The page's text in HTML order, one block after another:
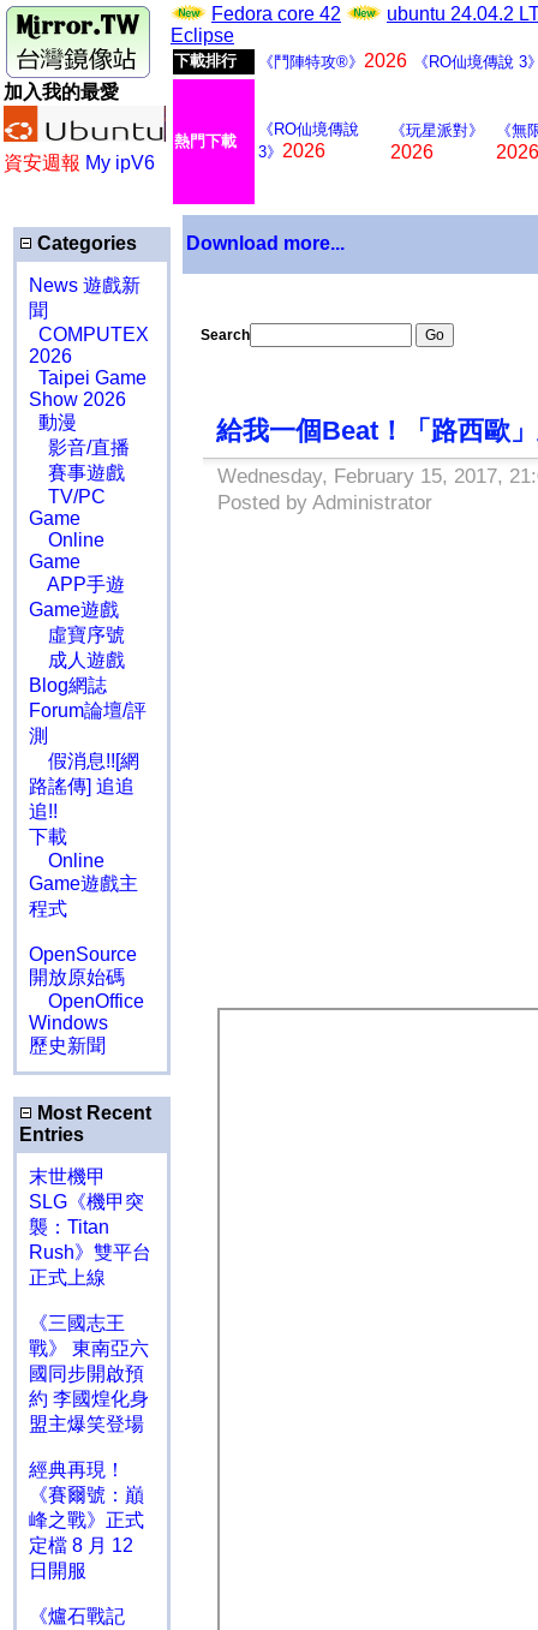
加入我的最愛
資安週報 My ipV6
Fedora core 42
ubuntu 24.04.2
Eclipse
下載排行 《鬥陣特攻®》 2026 《RO仙境傳說 3
熱門下載
《RO仙境傳說
3》 2026
《玩星派對》
2026
《無
2026
Categories
News 遊戲新
聞
COMPUTEX
2026
Taipei Game
Show 2026
動漫
影音/直播
賽事遊戲
TV/PC
Game
Online
Game
APP手遊
Game遊戲
虛寶序號
成人遊戲
Blog網誌
Forum論壇/評
測
假消息!![網
路謠傳] 追追
追!!
下載
Online
Game遊戲主
程式
OpenSource
開放原始碼
OpenOffice
Windows
歷史新聞
Most Recent
Entries
末世機甲
SLG《機甲突
襲：Titan
Rush》雙平台
正式上線
《三國志王
戰》 東南亞六
國同步開啟預
約 李國煌化身
盟主爆笑登場
經典再現！
《賽爾號：巔
峰之戰》正式
定檔 8 月 12
日開服
《爐石戰記
Download more...
Search
給我一個Beat！「路西歐
Wednesday, February 15, 2017,
Posted by Administrator